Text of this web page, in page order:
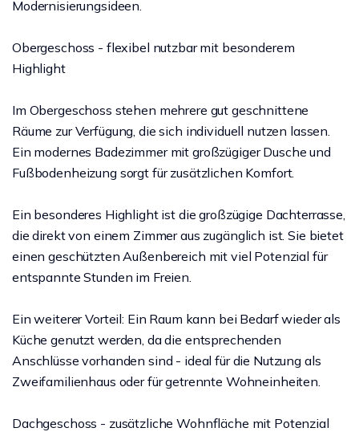
Modernisierungsideen.
Obergeschoss - flexibel nutzbar mit besonderem
Highlight
Im Obergeschoss stehen mehrere gut geschnittene
Räume zur Verfügung, die sich individuell nutzen lassen.
Ein modernes Badezimmer mit großzügiger Dusche und
Fußbodenheizung sorgt für zusätzlichen Komfort.
Ein besonderes Highlight ist die großzügige Dachterrasse,
die direkt von einem Zimmer aus zugänglich ist. Sie bietet
einen geschützten Außenbereich mit viel Potenzial für
entspannte Stunden im Freien.
Ein weiterer Vorteil: Ein Raum kann bei Bedarf wieder als
Küche genutzt werden, da die entsprechenden
Anschlüsse vorhanden sind - ideal für die Nutzung als
Zweifamilienhaus oder für getrennte Wohneinheiten.
Dachgeschoss - zusätzliche Wohnfläche mit Potenzial